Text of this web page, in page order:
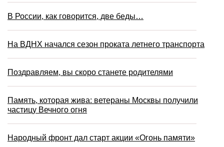
В России, как говорится, две беды…
На ВДНХ начался сезон проката летнего транспорта
Поздравляем, вы скоро станете родителями
Память, которая жива: ветераны Москвы получили
частицу Вечного огня
Народный фронт дал старт акции «Огонь памяти»